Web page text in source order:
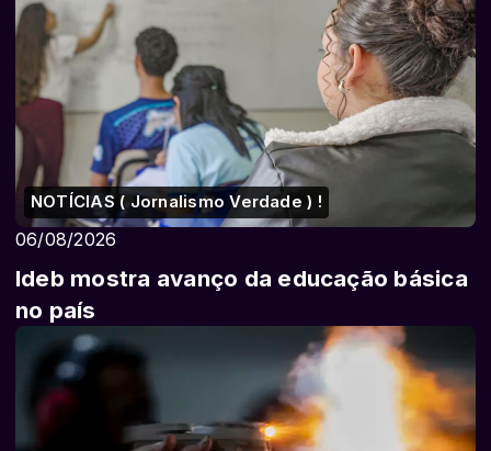
NOTÍCIAS ( Jornalismo Verdade ) !
06/08/2026
Ideb mostra avanço da educação básica
no país